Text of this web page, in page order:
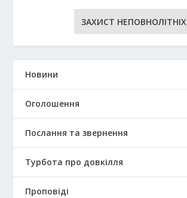
ЗАХИСТ НЕПОВНОЛІТНІХ
Новини
Оголошення
Послання та звернення
Турбота про довкілля
Проповіді